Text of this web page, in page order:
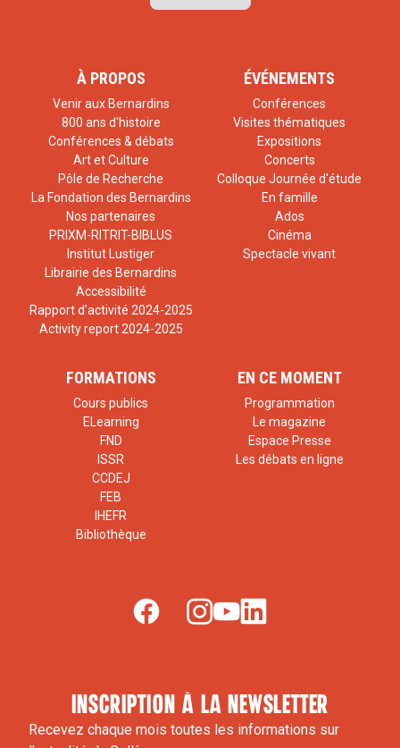
À PROPOS
Venir aux Bernardins
800 ans d'histoire
Conférences & débats
Art et Culture
Pôle de Recherche
La Fondation des Bernardins
Nos partenaires
PRIXM-RITRIT-BIBLUS
Institut Lustiger
Librairie des Bernardins
Accessibilité
Rapport d'activité 2024-2025
Activity report 2024-2025
ÉVÉNEMENTS
Conférences
Visites thématiques
Expositions
Concerts
Colloque Journée d'étude
En famille
Ados
Cinéma
Spectacle vivant
FORMATIONS
Cours publics
ELearning
FND
ISSR
CCDEJ
FEB
IHEFR
Bibliothèque
EN CE MOMENT
Programmation
Le magazine
Espace Presse
Les débats en ligne
inscription à la newsletter
Recevez chaque mois toutes les informations sur